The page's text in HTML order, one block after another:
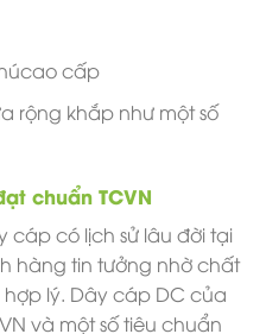
cấp
rộng khắp như một số
chuẩn TCVN
cáp có lịch sử lâu đời tại
hàng tin tưởng nhờ chất
lý. Dây cáp DC của
và một số tiêu chuẩn